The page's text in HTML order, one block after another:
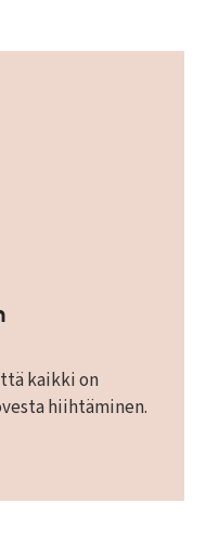
kaikki on
hiihtäminen.